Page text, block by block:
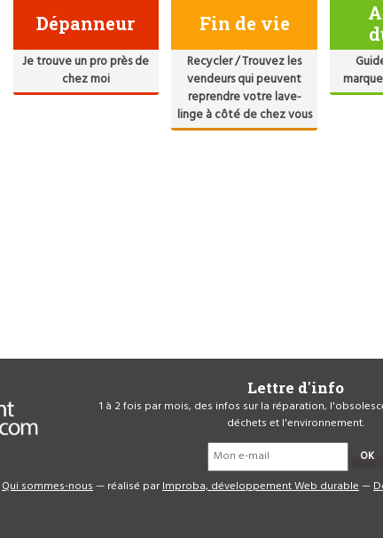
Dépanneur
Je trouve un pro près de
chez moi
Fin de vie
Recycler / Trouvez les
vendeurs qui peuvent
reprendre votre lave-
linge à côté de chez vous
Lettre d'info
1 à 2 fois par mois, des infos sur la réparation,
déchets et l'environnement.
OK
Qui sommes-nous— réalisé parImproba, développement Web durable—